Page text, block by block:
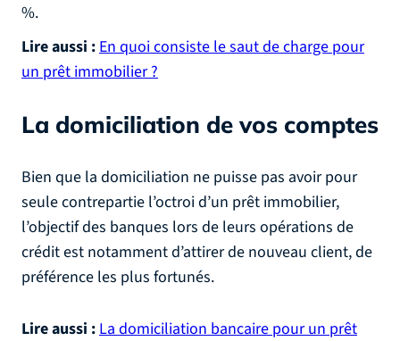
%.
Lire aussi : En quoi consiste le saut de charge pour
un prêt immobilier ?
La domiciliation de vos comptes
Bien que la domiciliation ne puisse pas avoir pour
seule contrepartie l’octroi d’un prêt immobilier,
l’objectif des banques lors de leurs opérations de
crédit est notamment d’attirer de nouveau client, de
préférence les plus fortunés.
Lire aussi : La domiciliation bancaire pour un prêt